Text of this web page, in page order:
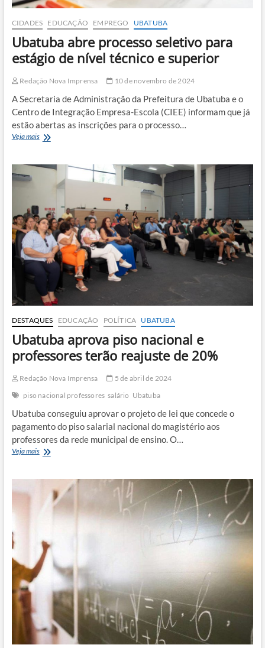
CIDADES EDUCAÇÃO EMPREGO UBATUBA
Ubatuba abre processo seletivo para
estágio de nível técnico e superior
Redação Nova Imprensa 10 de novembro de 2024
A Secretaria de Administração da Prefeitura de Ubatuba e o
Centro de Integração Empresa-Escola (CIEE) informam que já
estão abertas as inscrições para o processo…
Veja maisUbatuba
seletivo
estágio
nível
técnico
e
superior
DESTAQUES EDUCAÇÃO POLÍTICA UBATUBA
Ubatuba aprova piso nacional e
professores terão reajuste de 20%
Redação Nova Imprensa
5 de abril de 2024
piso nacional professores salário Ubatuba
Ubatuba conseguiu aprovar o projeto de lei que concede o
pagamento do piso salarial nacional do magistério aos
professores da rede municipal de ensino. O…
Veja maisUbatuba
nacional
professores
terão
20%